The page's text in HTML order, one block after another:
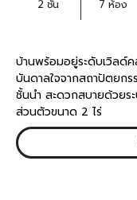
2 ชั้น 7 ห้อง
บ้านพร้อมอยู่ระดับเวิลด์
บันดาลใจจากสถาปัตยก
ชั้นนำ สะดวกสบายด้วย
ส่วนตัวขนาด 2 ไร่